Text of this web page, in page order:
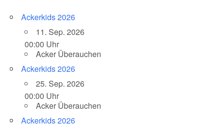
Ackerkids 2026
11. Sep. 2026
00:00 Uhr
Acker Überauchen
Ackerkids 2026
25. Sep. 2026
00:00 Uhr
Acker Überauchen
Ackerkids 2026